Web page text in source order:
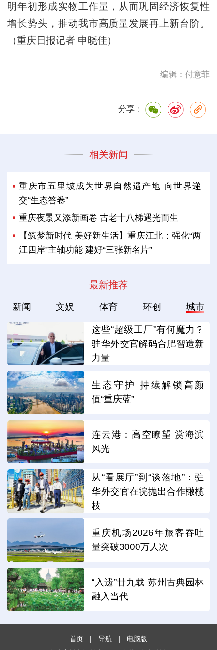
明年初形成实物工作量，从而巩固经济恢复性
增长势头，推动我市高质量发展再上新台阶。
（重庆日报记者 申晓佳）
编辑：付意菲
分享：
相关新闻
重庆市五里坡成为世界自然遗产地 向世界递
交“生态答卷”
重庆夜景又添新画卷 古老十八梯遇光而生
【筑梦新时代 美好新生活】重庆江北：强化“两
江四岸”主轴功能 建好“三张新名片”
最新推荐
新闻 文娱 体育 环创 城市
这些“超级工厂”有何魔力？
驻华外交官解码合肥智造新
力量
生态守护 持续解锁高颜
值“重庆蓝”
连云港：高空瞭望 赏海滨
风光
从“看展厅”到“谈落地”：驻
华外交官在皖抛出合作橄榄
枝
重庆机场2026年旅客吞吐
量突破3000万人次
“入遗”廿九载 苏州古典园林
融入当代
首页 | 导航 |
电脑版